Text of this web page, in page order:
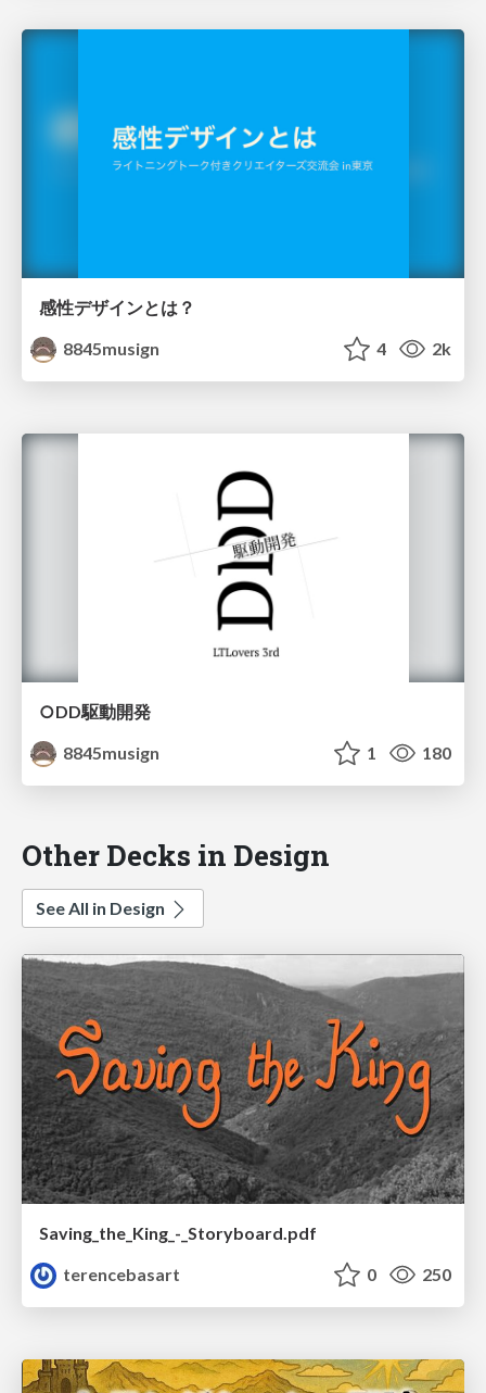
感性デザインとは？
8845musign
4 2k
○DD駆動開発
8845musign
1 180
Other Decks in Design
See All in Design
Saving_the_King_-_Storyboard.pdf
terencebasart
0 250